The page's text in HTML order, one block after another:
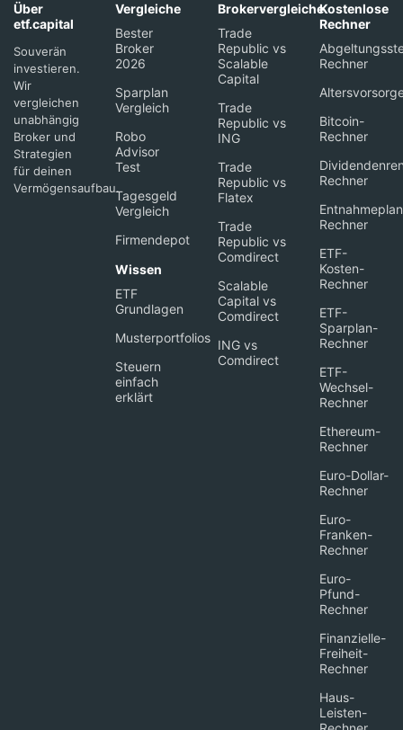
Über
etf.capital
Souverän
investieren.
Wir
vergleichen
unabhängig
Broker und
Strategien
für deinen
Vermögensaufbau.
Vergleiche
Bester
Broker
2026
Sparplan
Vergleich
Robo
Advisor
Test
Tagesgeld
Vergleich
Firmendepot
Wissen
ETF
Grundlagen
Musterportfolios
Steuern
einfach
erklärt
Brokervergleiche
Trade
Republic vs
Scalable
Capital
Trade
Republic vs
ING
Trade
Republic vs
Flatex
Trade
Republic vs
Comdirect
Scalable
Capital vs
Comdirect
ING vs
Comdirect
Kostenlose
Rechner
Rechner
Bitcoin-
Rechner
Rechner
Rechner
ETF-
Kosten-
Rechner
ETF-
Sparplan-
Rechner
ETF-
Wechsel-
Rechner
Ethereum-
Rechner
Euro-Dollar-
Rechner
Euro-
Franken-
Rechner
Euro-
Pfund-
Rechner
Finanzielle-
Freiheit-
Rechner
Haus-
Leisten-